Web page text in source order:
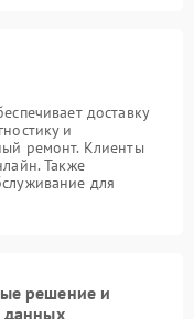
доставку
и
ремонт. Клиенты
Также
для
решение и
данных